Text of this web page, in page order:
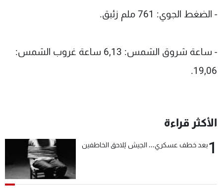
- الضغط الجوي: 761 ملم زئبق.
- ساعة شروق الشمس: 6,13 ساعة غروب الشمس:
19,06.
الأكثر قراءة
1بعد خطف عسكري... الجيش يُلاحق الخاطفين